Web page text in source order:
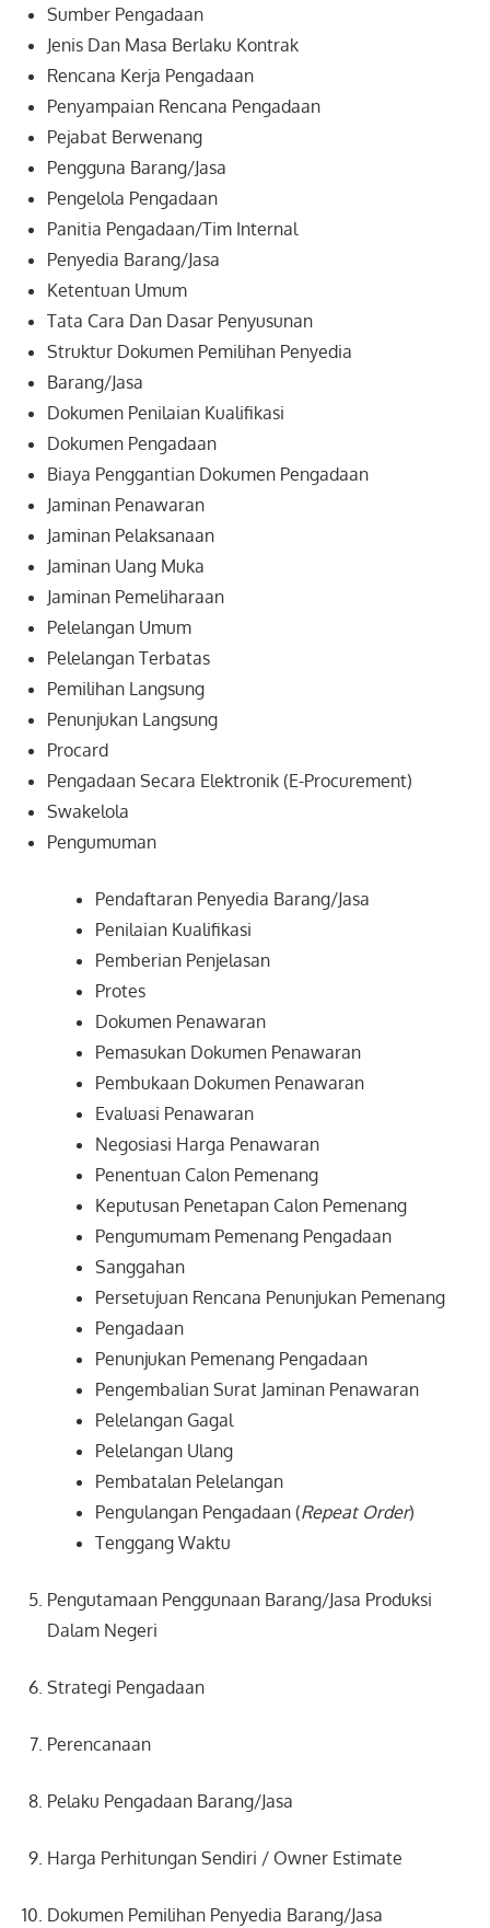
Sumber Pengadaan
Jenis Dan Masa Berlaku Kontrak
Rencana Kerja Pengadaan
Penyampaian Rencana Pengadaan
Pejabat Berwenang
Pengguna Barang/Jasa
Pengelola Pengadaan
Panitia Pengadaan/Tim Internal
Penyedia Barang/Jasa
Ketentuan Umum
Tata Cara Dan Dasar Penyusunan
Struktur Dokumen Pemilihan Penyedia
Barang/Jasa
Dokumen Penilaian Kualifikasi
Dokumen Pengadaan
Biaya Penggantian Dokumen Pengadaan
Jaminan Penawaran
Jaminan Pelaksanaan
Jaminan Uang Muka
Jaminan Pemeliharaan
Pelelangan Umum
Pelelangan Terbatas
Pemilihan Langsung
Penunjukan Langsung
Procard
Pengadaan Secara Elektronik (E-Procurement)
Swakelola
Pengumuman
Pendaftaran Penyedia Barang/Jasa
Penilaian Kualifikasi
Pemberian Penjelasan
Protes
Dokumen Penawaran
Pemasukan Dokumen Penawaran
Pembukaan Dokumen Penawaran
Evaluasi Penawaran
Negosiasi Harga Penawaran
Penentuan Calon Pemenang
Keputusan Penetapan Calon Pemenang
Pengumumam Pemenang Pengadaan
Sanggahan
Persetujuan Rencana Penunjukan Pemenang
Pengadaan
Penunjukan Pemenang Pengadaan
Pengembalian Surat Jaminan Penawaran
Pelelangan Gagal
Pelelangan Ulang
Pembatalan Pelelangan
Pengulangan Pengadaan (Repeat Order)
Tenggang Waktu
Pengutamaan Penggunaan Barang/Jasa Produksi
Dalam Negeri
Strategi Pengadaan
Perencanaan
Pelaku Pengadaan Barang/Jasa
Harga Perhitungan Sendiri / Owner Estimate
Dokumen Pemilihan Penyedia Barang/Jasa